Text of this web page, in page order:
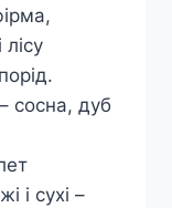
сосна, дуб
і сухі –